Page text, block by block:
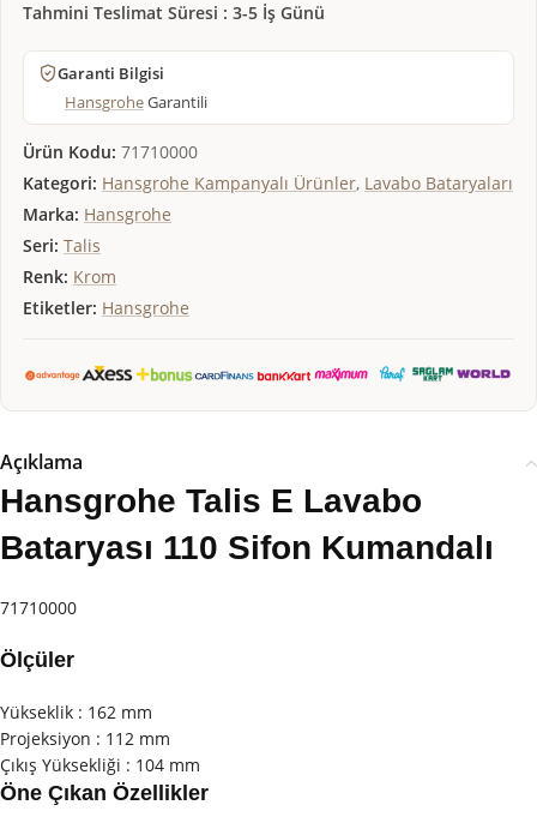
Tahmini Teslimat Süresi : 3-5 İş Günü
Garanti Bilgisi
HansgroheGarantili
Ürün Kodu: 71710000
Kategori: Hansgrohe Kampanyalı Ürünler, Lavabo Bataryaları
Marka: Hansgrohe
Seri: Talis
Renk: Krom
Etiketler: Hansgrohe
Açıklama
Hansgrohe Talis E Lavabo
Bataryası 110 Sifon Kumandalı
71710000
Ölçüler
Yükseklik : 162 mm
Projeksiyon : 112 mm
Çıkış Yüksekliği : 104 mm
Öne Çıkan Özellikler